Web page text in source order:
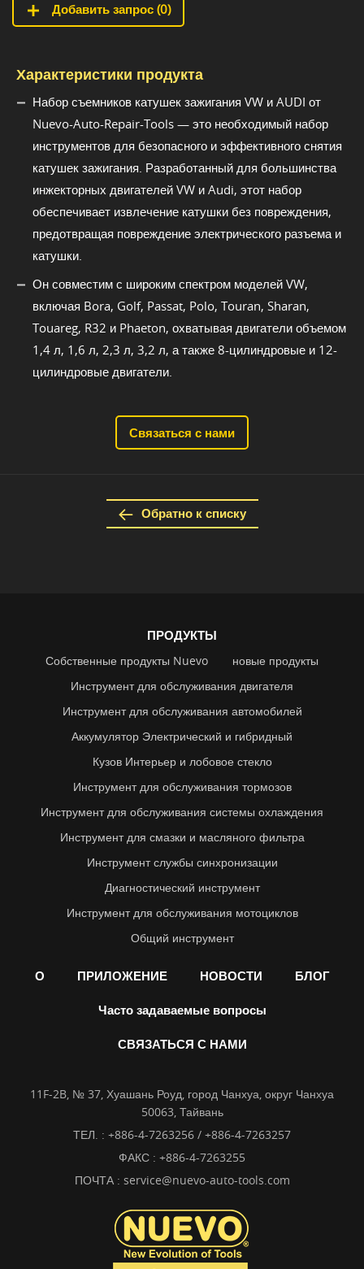
Добавить запрос (0)
Характеристики продукта
Набор съемников катушек зажигания VW и AUDI от
Nuevo-Auto-Repair-Tools — это необходимый набор
инструментов для безопасного и эффективного снятия
катушек зажигания. Разработанный для большинства
инжекторных двигателей VW и Audi, этот набор
обеспечивает извлечение катушки без повреждения,
предотвращая повреждение электрического разъема и
катушки.
Он совместим с широким спектром моделей VW,
включая Bora, Golf, Passat, Polo, Touran, Sharan,
Touareg, R32 и Phaeton, охватывая двигатели объемом
1,4 л, 1,6 л, 2,3 л, 3,2 л, а также 8-цилиндровые и 12-
цилиндровые двигатели.
Связаться с нами
Обратно к списку
ПРОДУКТЫ
Собственные продукты Nuevo
новые продукты
Инструмент для обслуживания двигателя
Инструмент для обслуживания автомобилей
Аккумулятор Электрический и гибридный
Кузов Интерьер и лобовое стекло
Инструмент для обслуживания тормозов
Инструмент для обслуживания системы охлаждения
Инструмент для смазки и масляного фильтра
Инструмент службы синхронизации
Диагностический инструмент
Инструмент для обслуживания мотоциклов
Общий инструмент
О ПРИЛОЖЕНИЕ НОВОСТИ БЛОГ
Часто задаваемые вопросы
СВЯЗАТЬСЯ С НАМИ
11F-2B, № 37, Хуашань Роуд, город Чанхуа, округ Чанхуа
50063, Тайвань
ТЕЛ. : +886-4-7263256 / +886-4-7263257
ФАКС : +886-4-7263255
ПОЧТА : service@nuevo-auto-tools.com